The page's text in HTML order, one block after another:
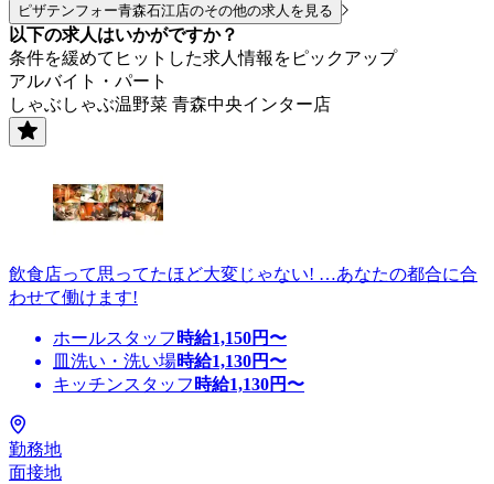
ピザテンフォー青森石江店のその他の求人を見る
以下の求人はいかがですか？
条件を緩めてヒットした求人情報をピックアップ
アルバイト・パート
しゃぶしゃぶ温野菜 青森中央インター店
飲食店って思ってたほど大変じゃない! …あなたの都合に合
わせて働けます!
ホールスタッフ 時給1,150円〜
皿洗い・洗い場時給1,130円〜
キッチンスタッフ 時給1,130円〜
勤務地
面接地